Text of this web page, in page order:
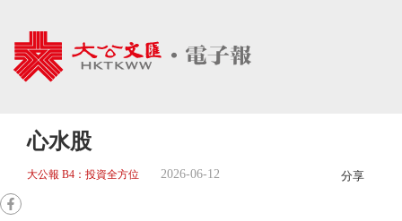
心水股
大公報 B4：投資全方位 2026-06-12 分享